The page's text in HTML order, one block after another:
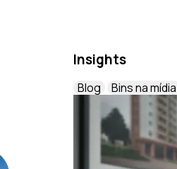
Insights
Blog Bins na mídia